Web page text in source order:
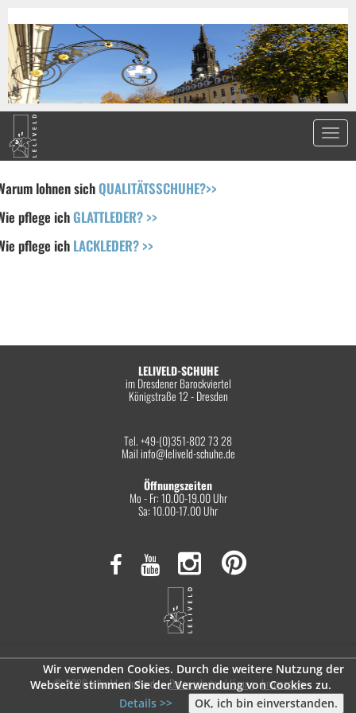
lohnen sichQUALITÄTSSCHUHE?>>
pflege ichGLATTLEDER? >>
pflege ich LACKLEDER? >>
Wir verwenden Cookies. Durch die weitere Nutzung der
Webseite stimmen Sie der Verwendung von Cookies zu.
Details >>
OK, ich bin einverstanden.
LELIVELD-SCHUHE
im Dresdener Barockviertel
Königstraße 12 - Dresden
Tel. +49-(0)351-802 73 28
Mail info@leliveld-schuhe.de
Öffnungszeiten
Mo - Fr: 10.00-19.00 Uhr
Sa: 10.00-17.00 Uhr
© 2026 leliveld-schuhe.de Datenschutzerklärung Impressum